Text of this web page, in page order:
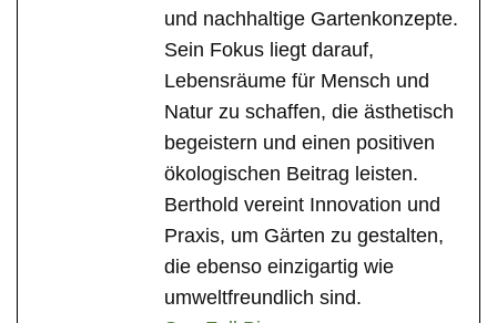
und nachhaltige Gartenkonzepte.
Sein Fokus liegt darauf,
Lebensräume für Mensch und
Natur zu schaffen, die ästhetisch
begeistern und einen positiven
ökologischen Beitrag leisten.
Berthold vereint Innovation und
Praxis, um Gärten zu gestalten,
die ebenso einzigartig wie
umweltfreundlich sind.